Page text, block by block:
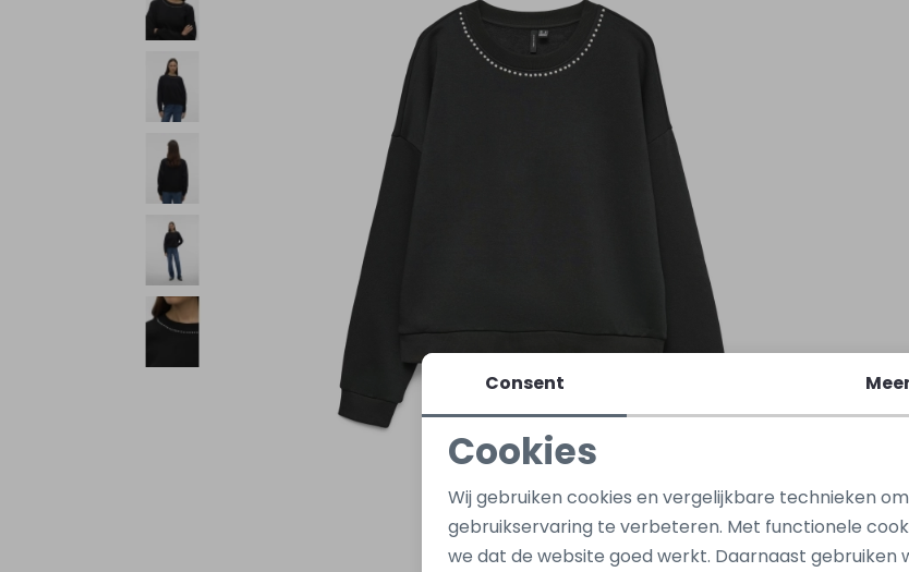
Noodzakelijke cookies
Analytische cookies Marketing
Consent
Cookies
Wij gebruiken cookies en vergelijkbare technieken
gebruikservaring te verbeteren. Met functionele
we dat de website goed werkt. Daarnaast gebruiken